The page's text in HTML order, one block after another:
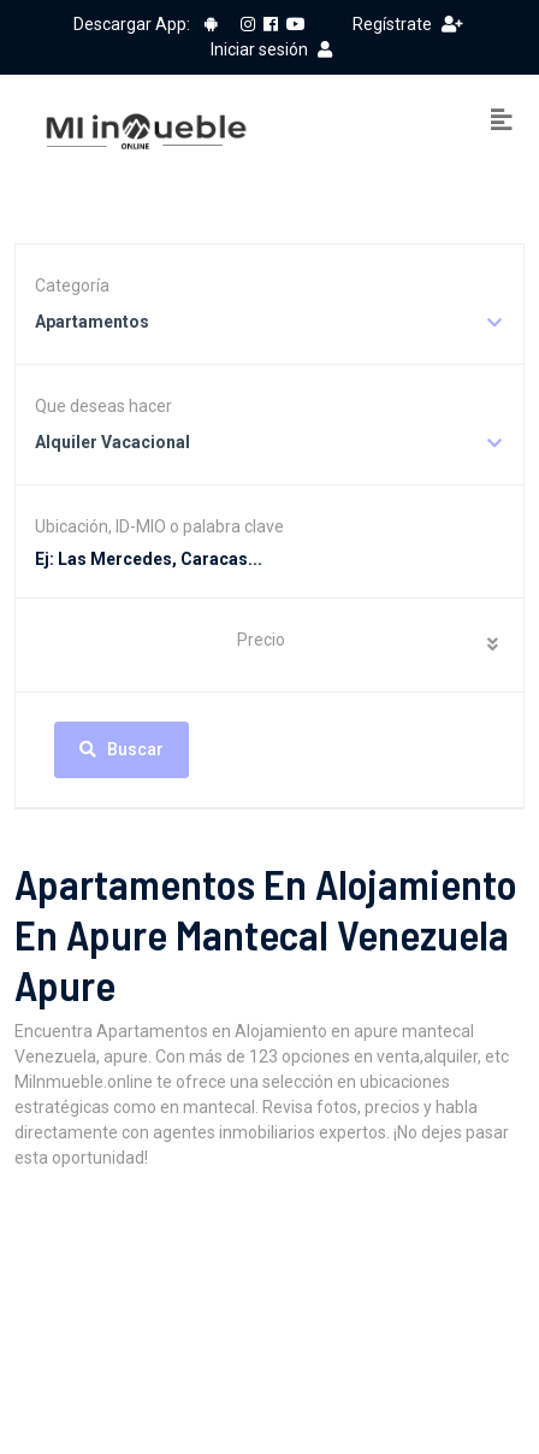
Descargar App:
Regístrate
Iniciar sesión
Categoría
Apartamentos
Que deseas hacer
Alquiler Vacacional
Ubicación, ID-MIO o palabra clave
Precio
Buscar
Apartamentos En Alojamiento
En Apure Mantecal Venezuela
Apure
Encuentra Apartamentos en Alojamiento en apure mantecal
Venezuela, apure. Con más de 123 opciones en venta,alquiler, etc
MiInmueble.online te ofrece una selección en ubicaciones
estratégicas como en mantecal. Revisa fotos, precios y habla
directamente con agentes inmobiliarios expertos. ¡No dejes pasar
esta oportunidad!